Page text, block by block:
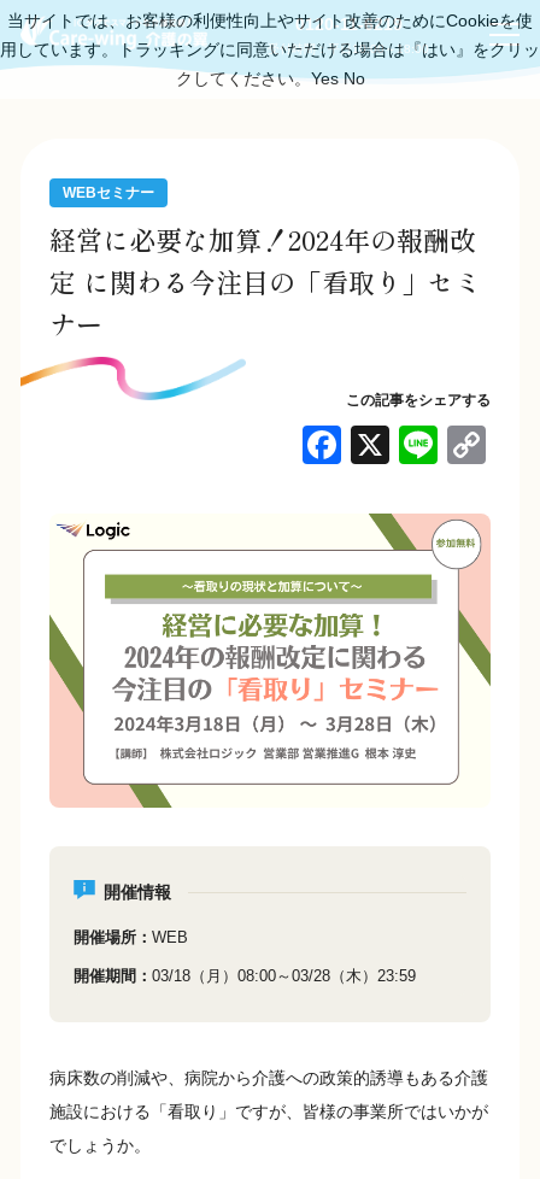
0120-11-6219
受付時間：平日10:00～18:00
WEBセミナー
経営に必要な加算！2024年の報酬改
定 に関わる今注目の「看取り」セミ
ナー
この記事をシェアする
F
c
e
b
o
o
k
X Li
e
開催情報
開催場所 WEB
開催期間 03/18（月）08:00～03/28（木）23:59
病床数の削減や、病院から介護への政策的誘導もある介護
施設における「看取り」ですが、皆様の事業所ではいかが
でしょうか。
当サイトでは、お客様の利便性向上やサイト改善のためにCookieを使
用しています。トラッキングに同意いただける場合は『はい』をクリッ
クしてください。Yes No